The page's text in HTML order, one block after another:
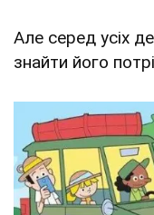
Але серед усіх
знайти його